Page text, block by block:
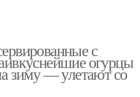
с
огурцы
зиму — улетают со